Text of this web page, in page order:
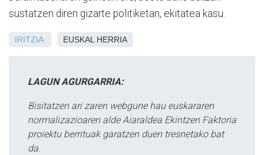
sustatzen diren gizarte politiketan, ekitatea kasu.
IRITZIA EUSKAL HERRIA
LAGUN AGURGARRIA:
Bisitatzen ari zaren webgune hau euskararen
normalizazioaren alde Aiaraldea Ekintzen Faktoria
proiektu berrituak garatzen duen tresnetako bat
da.